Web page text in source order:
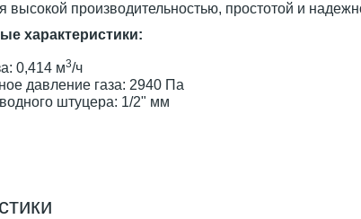
высокой производительностью, простотой и
характеристики:
0,414 м3/ч
давление газа: 2940 Па
штуцера: 1/2" мм